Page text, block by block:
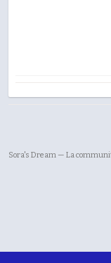
Sora's Dream — La